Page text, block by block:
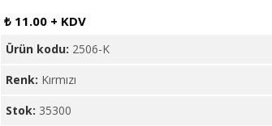
₺ 11.00 + KDV
Ürün kodu: 2506-K
Renk: Kırmızı
Stok: 35300